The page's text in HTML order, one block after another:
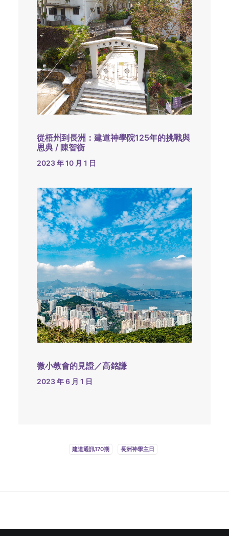
從梧州到長洲：建道神學院125年的挑戰與
恩典 / 陳智衡
2023 年 10 月 1 日
微小教會的見證／高銘謙
2023 年 6 月 1 日
建道通訊170期 長洲神學主日